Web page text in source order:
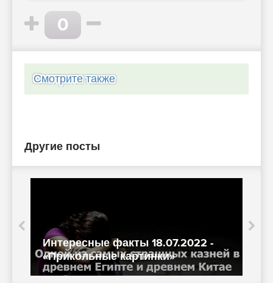
0
Смотрите также
Другие посты
Интересные факты 18.07.2022 -
«Прикольные картинки»